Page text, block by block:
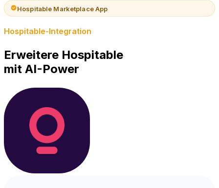
Hospitable Marketplace App
Hospitable-Integration
Erweitere Hospitable
mit AI-Power